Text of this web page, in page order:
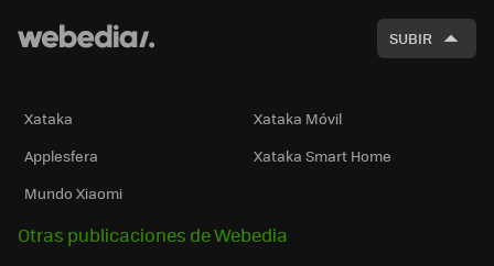
SUBIR
Xataka
Xataka Móvil
Applesfera
Xataka Smart Home
Mundo Xiaomi
Otras publicaciones de Webedia